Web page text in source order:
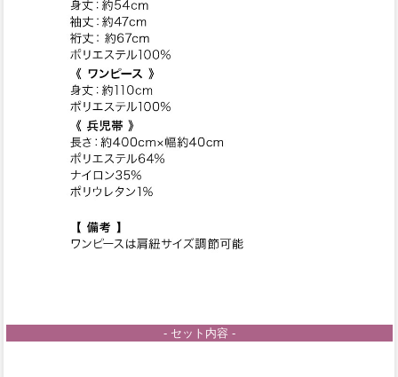
- セット内容 -